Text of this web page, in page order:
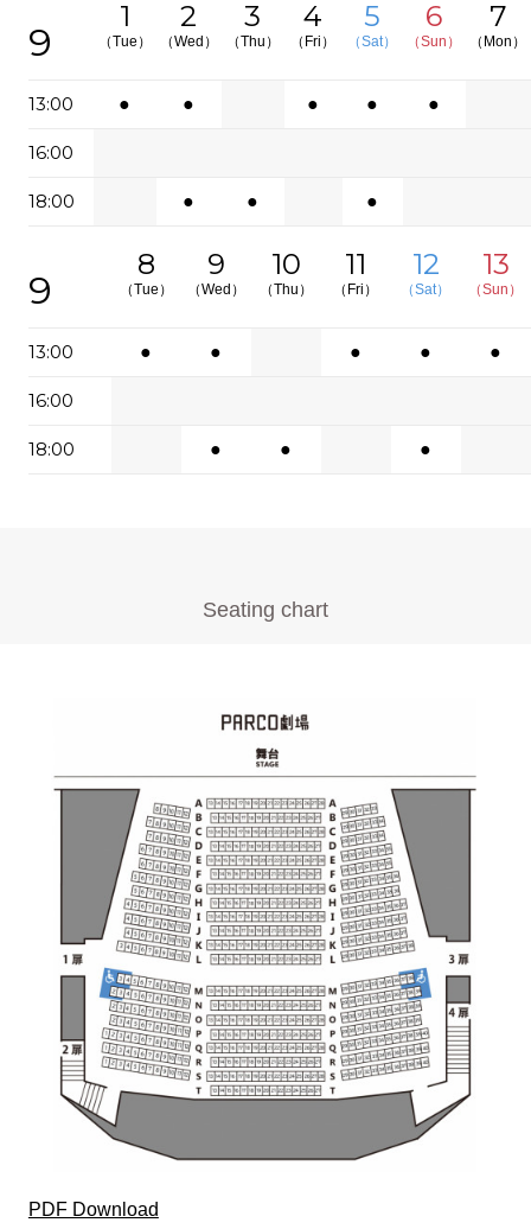
9
1
（Tue）
2
（Wed）
3
（Thu）
4
（Fri）
5
（Sat）
6
（Sun）
7
（Mon）
13:00 ● ● ● ● ●
16:00
18:00 ● ● ●
9
8
（Tue）
9
（Wed）
10
（Thu）
11
（Fri）
12
（Sat）
13
（Sun）
13:00 ● ● ● ● ●
16:00
18:00 ● ● ●
Seating chart
PDF Download